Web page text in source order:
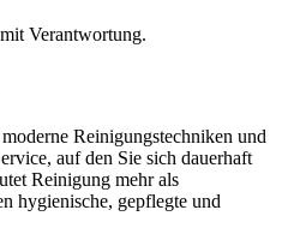
Verantwortung.
Reinigungstechniken und
auf den Sie sich dauerhaft
Reinigung mehr als
hygienische, gepflegte und